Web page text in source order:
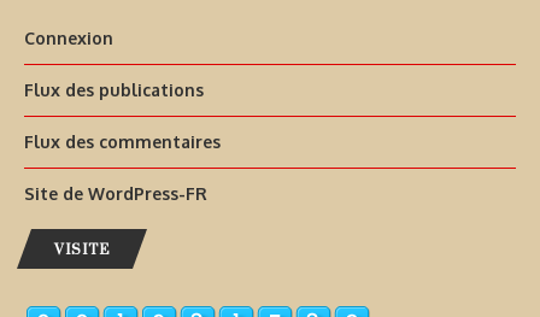
Connexion
Flux des publications
Flux des commentaires
Site de WordPress-FR
VISITE